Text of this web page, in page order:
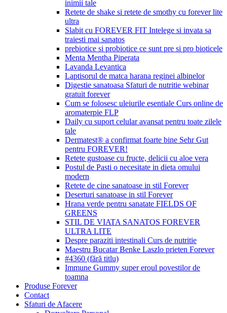
inimii tale
Retete de shake si retete de smothy cu forever lite
ultra
Slabit cu FOREVER FIT Intelege si invata sa
traiesti mai sanatos
prebiotice si probiotice ce sunt pre si pro bioticele
Menta Mentha Piperata
Lavanda Levantica
Laptisorul de matca harana reginei albinelor
Digestie sanatoasa Sfaturi de nutritie webinar
gratuit forever
Cum se folosesc uleiurile esentiale Curs online de
aromaterpie FLP
Daily cu suport celular avansat pentru toate zilele
tale
Dermatest® a confirmat foarte bine Sehr Gut
pentru FOREVER!
Retete gustoase cu fructe, delicii cu aloe vera
Postul de Pasti o necesitate in dieta omului
modern
Retete de cine sanatoase in stil Forever
Deserturi sanatoase in stil Forever
Hrana verde pentru sanatate FIELDS OF
GREENS
STIL DE VIATA SANATOS FOREVER
ULTRA LITE
Despre paraziti intestinali Curs de nutritie
Maestru Bucatar Benke Laszlo prieten Forever
#4360 (fără titlu)
Immune Gummy super eroul povestilor de
toamna
Produse Forever
Contact
Sfaturi de Afacere